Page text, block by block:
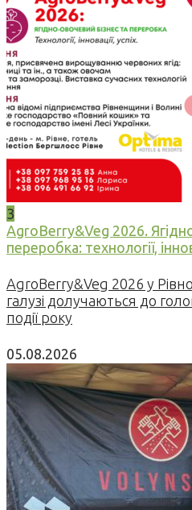
3
AgroBerry&Veg 2026.
переробка: технології,
AgroBerry&Veg 2026 у
галузі долучаються до
події року
05.08.2026